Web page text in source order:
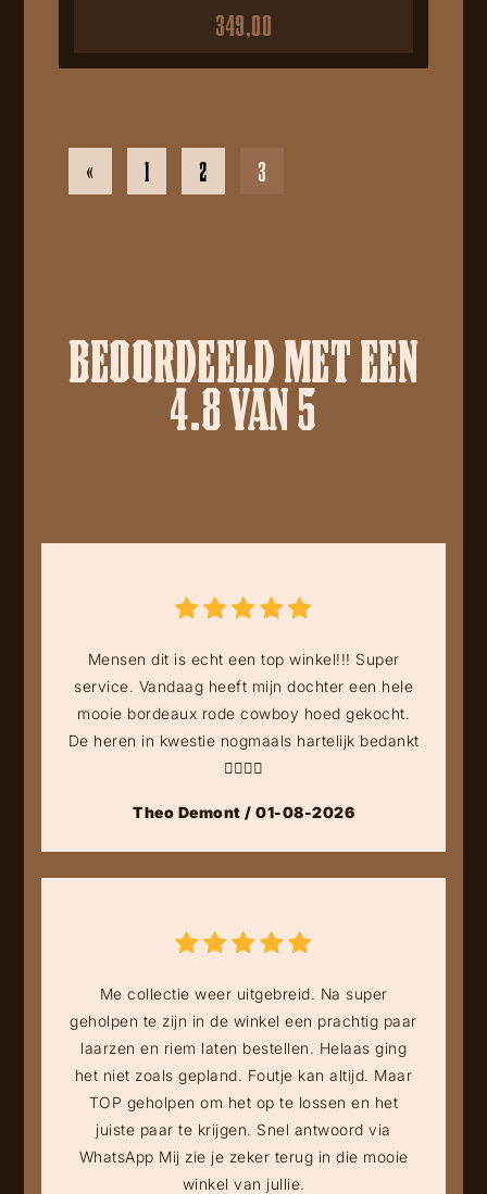
349,00
« 1 2 3
BEOORDEELD MET EEN
4.8 VAN 5
Mensen dit is echt een top winkel!!! Super
service. Vandaag heeft mijn dochter een hele
mooie bordeaux rode cowboy hoed gekocht.
De heren in kwestie nogmaals hartelijk bedankt
👍🏻👍🏻
Theo Demont / 01-08-2026
Me collectie weer uitgebreid. Na super
geholpen te zijn in de winkel een prachtig paar
laarzen en riem laten bestellen. Helaas ging
het niet zoals gepland. Foutje kan altijd. Maar
TOP geholpen om het op te lossen en het
juiste paar te krijgen. Snel antwoord via
WhatsApp Mij zie je zeker terug in die mooie
winkel van jullie.